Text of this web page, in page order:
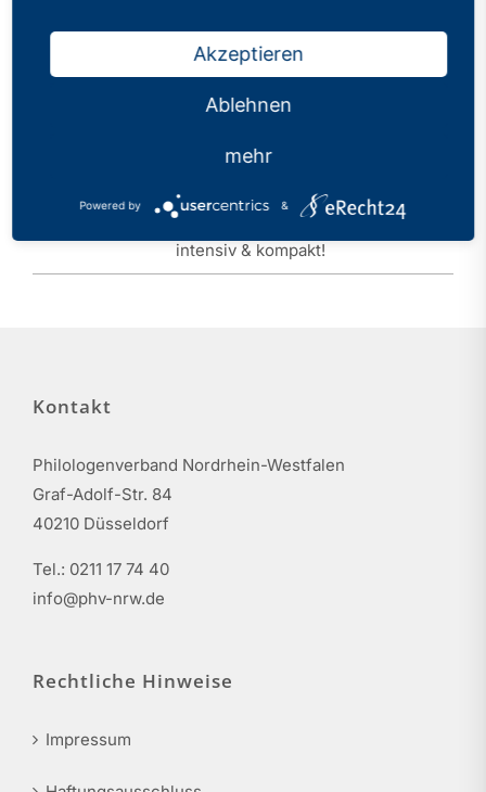
Orientierungsseminar |
Schulleitung |
Leitungshandeln -
auch mit Blick auf KI
2026 B045 |
Bewerbungstraining
intensiv & kompakt!
Kontakt
Philologenverband Nordrhein-Westfalen
Graf-Adolf-Str. 84
40210 Düsseldorf
Tel.: 0211 17 74 40
info@phv-nrw.de
Rechtliche Hinweise
Impressum
Akzeptieren
Ablehnen
mehr
Powered by &